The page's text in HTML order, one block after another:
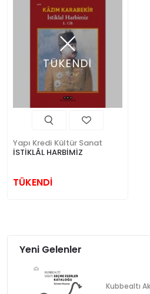
TÜKENDİ
Yapı Kredi Kültür Sanat
İSTİKLÂL HARBİMİZ
TÜKENDİ
Yeni Gelenler